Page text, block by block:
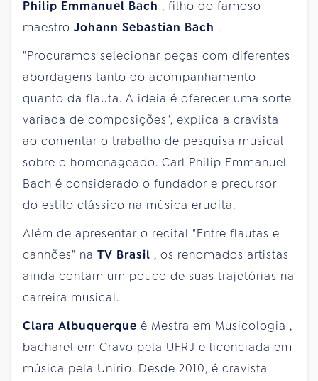
Philip Emmanuel Bach , filho do famoso
maestro Johann Sebastian Bach .
"Procuramos selecionar peças com diferentes
abordagens tanto do acompanhamento
quanto da flauta. A ideia é oferecer uma sorte
variada de composições", explica a cravista
ao comentar o trabalho de pesquisa musical
sobre o homenageado. Carl Philip Emmanuel
Bach é considerado o fundador e precursor
do estilo clássico na música erudita.
Além de apresentar o recital "Entre flautas e
canhões" na TV Brasil , os renomados artistas
ainda contam um pouco de suas trajetórias na
carreira musical.
Clara Albuquerque é Mestra em Musicologia ,
bacharel em Cravo pela UFRJ e licenciada em
música pela Unirio. Desde 2010, é cravista